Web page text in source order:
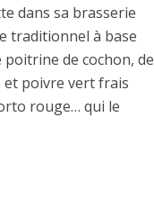
dans sa brasserie
traditionnel à base
poitrine de cochon, de
et poivre vert frais
rouge… qui le